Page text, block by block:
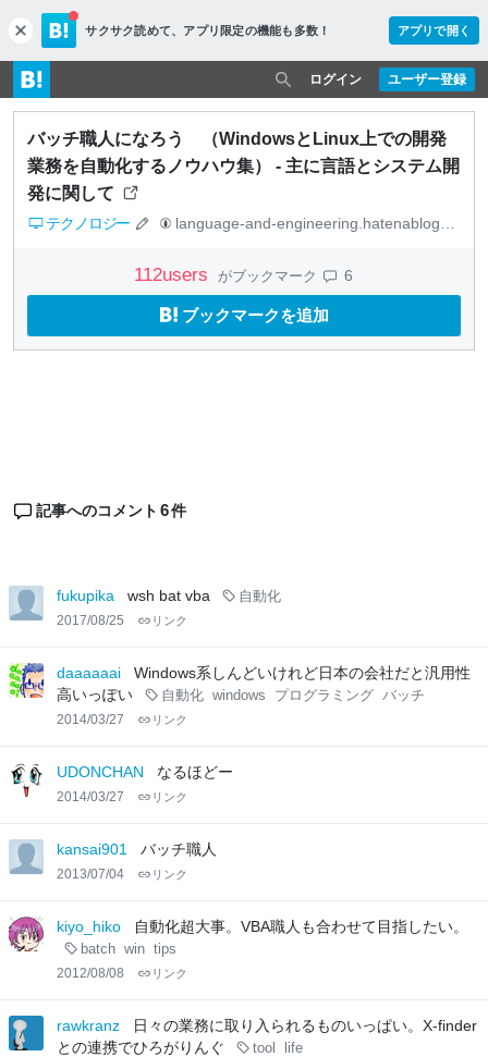
c
l
o
s
e
サクサク読めて、 アプリ限定の機能も多数！ アプリで開く
ユーザー登録
ログイン
バッチ職人になろう （WindowsとLinux上での開発
業務を自動化するノウハウ集） - 主に言語とシステム開
発に関して
テクノロジー language-and-engineering.hatenablog.jp
112users がブックマーク 6
ブックマークを追加
記事へのコメント 6件
fukupika wsh bat vba 自動化
2017/08/25 リンク
daaaaaai
Windows系しんどいけれど日本の会社だと汎用性
高いっぽい
自動化 windows プログラミング バッチ
2014/03/27 リンク
UDONCHAN なるほどー
2014/03/27 リンク
kansai901 バッチ職人
2013/07/04 リンク
kiyo_hiko 自動化超大事。VBA職人も合わせて目指したい。
batch win tips
2012/08/08 リンク
rawkranz
日々の業務に取り入られるものいっぱい。X-finder
との連携でひろがりんぐ
tool life